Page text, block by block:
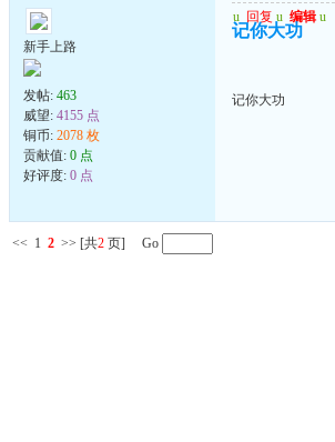
新手上路
发帖: 463
威望: 4155 点
铜币: 2078 枚
贡献值: 0 点
好评度: 0 点
u 回复 u 编辑 u
记你大功
记你大功
<< 1 2 >> [共2 页] Go